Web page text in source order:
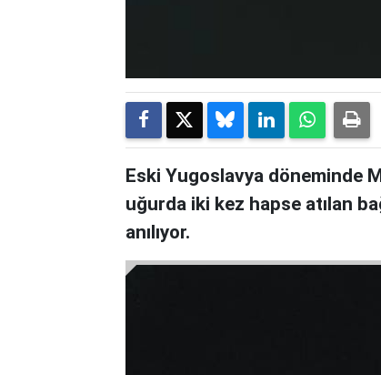
Eski Yugoslavya döneminde
uğurda iki kez hapse atılan
anılıyor.